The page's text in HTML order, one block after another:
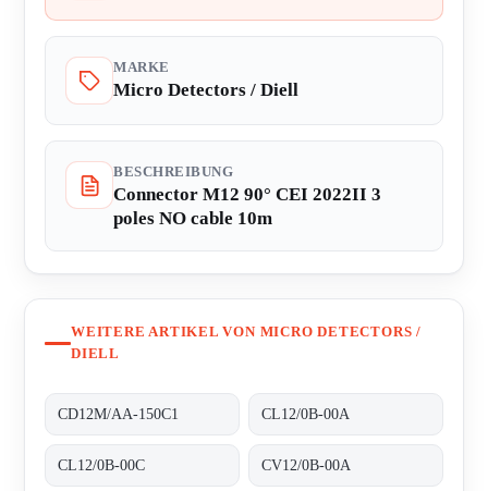
MARKE
Micro Detectors / Diell
BESCHREIBUNG
Connector M12 90° CEI 2022II 3
poles NO cable 10m
WEITERE ARTIKEL VON MICRO DETECTORS /
DIELL
CD12M/AA-150C1 CL12/0B-00A
CL12/0B-00C CV12/0B-00A